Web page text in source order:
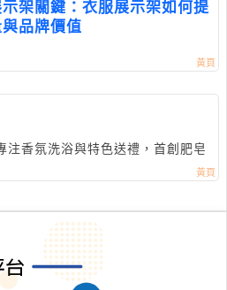
架關鍵：衣服展示架如何提
品牌價值
注香氛洗浴與特色送禮，首創肥皂